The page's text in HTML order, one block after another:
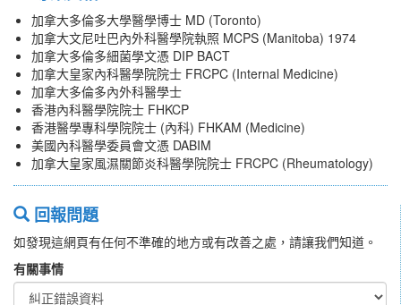
加拿大多倫多大學醫學博士 MD (Toronto)
加拿大文尼吐巴內外科醫學院執照 MCPS (Manitoba) 1974
加拿大多倫多細菌學文憑 DIP BACT
加拿大皇家內科醫學院院士 FRCPC (Internal Medicine)
加拿大多倫多內外科醫學士
香港內科醫學院院士 FHKCP
香港醫學專科學院院士 (內科) FHKAM (Medicine)
美國內科醫學委員會文憑 DABIM
加拿大皇家風濕關節炎科醫學院院士 FRCPC (Rheumatology)
回報問題
如發現這網頁有任何不準確的地方或有改善之處，請讓我們知道。
有關事情